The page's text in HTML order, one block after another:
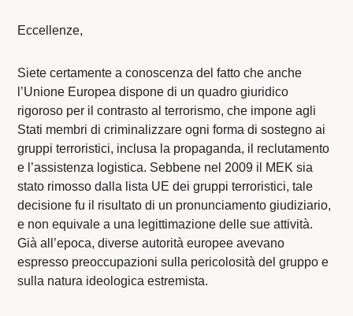
Eccellenze,
Siete certamente a conoscenza del fatto che anche
l’Unione Europea dispone di un quadro giuridico
rigoroso per il contrasto al terrorismo, che impone agli
Stati membri di criminalizzare ogni forma di sostegno ai
gruppi terroristici, inclusa la propaganda, il reclutamento
e l’assistenza logistica. Sebbene nel 2009 il MEK sia
stato rimosso dalla lista UE dei gruppi terroristici, tale
decisione fu il risultato di un pronunciamento giudiziario,
e non equivale a una legittimazione delle sue attività.
Già all’epoca, diverse autorità europee avevano
espresso preoccupazioni sulla pericolosità del gruppo e
sulla natura ideologica estremista.